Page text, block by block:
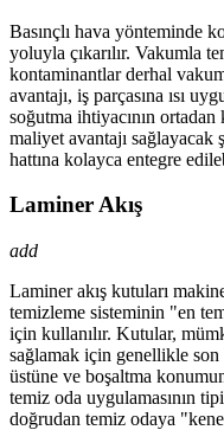
Basınçlı hava yönteminde
yoluyla çıkarılır. Vakumla
kontaminantlar derhal
avantajı, iş parçasına ısı
soğutma ihtiyacının ortadan
maliyet avantajı
hattına kolayca entegre
Laminer Akış
add
Laminer akış kutuları
temizleme sisteminin "en
için kullanılır. Kutular,
sağlamak için genellikle
üstüne ve boşaltma
temiz oda uygulamasının
doğrudan temiz odaya